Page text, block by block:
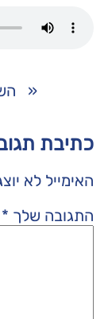
«
כתיבת
האימייל לא
התגובה שלך *